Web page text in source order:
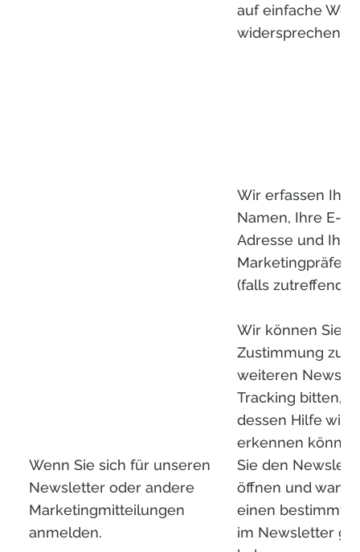
auf einfache
widersprechen.
Wenn Sie sich für unseren
Newsletter oder andere
Marketingmitteilungen
anmelden.
Wir erfassen
Namen, Ihre E-
Adresse und Ihre
(falls zutreffend).
Wir können Sie
Zustimmung zu
weiteren
Tracking bitten,
dessen Hilfe wir
erkennen
Sie den
öffnen und wann
einen
im Newsletter